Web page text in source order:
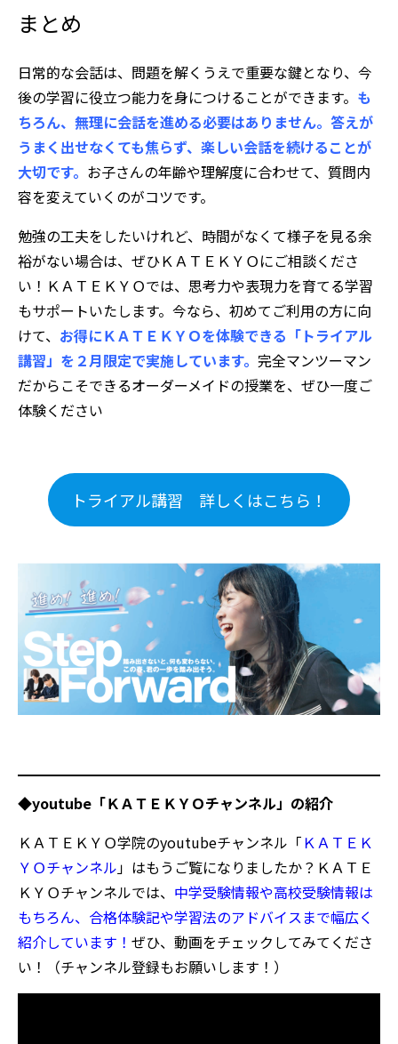
まとめ
日常的な会話は、問題を解くうえで重要な鍵となり、今
後の学習に役立つ能力を身につけることができます。 も
ちろん、無理に会話を進める必要はありません。答えが
うまく出せなくても焦らず、楽しい会話を続けることが
大切です。 お子さんの年齢や理解度に合わせて、質問内
容を変えていくのがコツです。
勉強の工夫をしたいけれど、時間がなくて様子を見る余
裕がない場合は、ぜひＫＡＴＥＫＹＯにご相談くださ
い！ＫＡＴＥＫＹＯでは、思考力や表現力を育てる学習
もサポートいたします。今なら、初めてご利用の方に向
けて、 お得にＫＡＴＥＫＹＯを体験できる「トライアル
講習」を２月限定で実施しています。 完全マンツーマン
だからこそできるオーダーメイドの授業を、ぜひ一度ご
体験ください
トライアル講習 詳しくはこちら！
◆youtube「ＫＡＴＥＫＹＯチャンネル」の紹介
ＫＡＴＥＫＹＯ学院のyoutubeチャンネル「ＫＡＴＥＫ
ＹＯチャンネル」はもうご覧になりましたか？ＫＡＴＥ
ＫＹＯチャンネルでは、 中学受験情報や高校受験情報は
もちろん、合格体験記や学習法のアドバイスまで幅広く
紹介しています！ ぜひ、動画をチェックしてみてくださ
い！（チャンネル登録もお願いします！）